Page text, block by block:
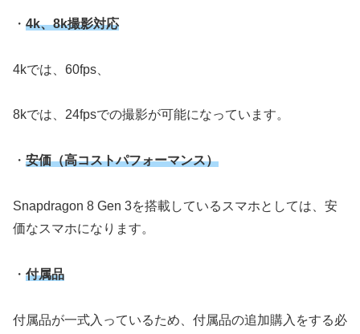
・ 4k、8k撮影対応
4kでは、60fps、
8kでは、24fpsでの撮影が可能になっています。
・ 安価（高コストパフォーマンス）
Snapdragon 8 Gen 3を搭載しているスマホとしては、安
価なスマホになります。
・ 付属品
付属品が一式入っているため、付属品の追加購入をする必